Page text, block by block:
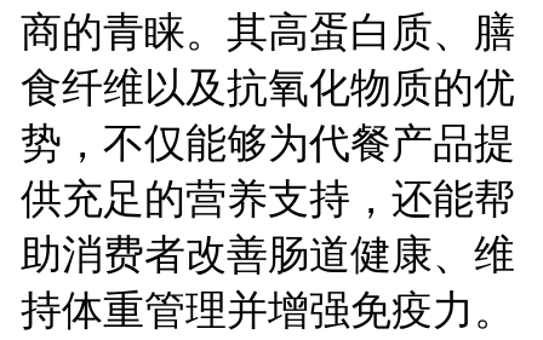
商的青睐。其高蛋白质、膳
食纤维以及抗氧化物质的优
势，不仅能够为代餐产品提
供充足的营养支持，还能帮
助消费者改善肠道健康、维
持体重管理并增强免疫力。